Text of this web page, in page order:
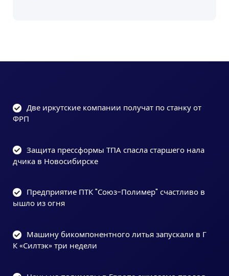
Две иркутские компании получат по станку от
ФРП
Защита прессформы ТПА спасла старшего нала
дчика в Новосибирске
Предприятие ПТК "Союз-Полимер" счастливо в
ышло из огня
Машину бикомпонентного литья запускали в Г
К «Силтэк» три недели